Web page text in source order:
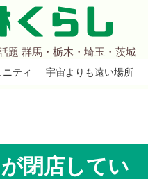
くらし
題 群馬・栃木・埼玉・茨城
ニティ 宇宙よりも遠い場所
閉店してい